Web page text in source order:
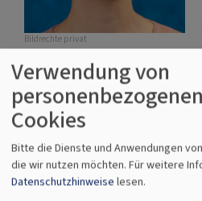
Bildrechte privat
Tennenlohe das
regelmäßigen Prediger*innen
Nürnberg, Fürth und
inspirierenden, lebensnahen
Gedanken – zum Beispiel
begleitet sie die Zuhörenden
Woche.
Verwendung von
Cookies
Bitte die Dienste und Anwendungen
die wir nutzen möchten. Für weitere
Datenschutzhinweise lesen.